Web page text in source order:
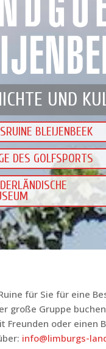
UND
BLEIJENBEEK
DES GOLFSPORTS
für Sie für eine
große Gruppe
Freunden oder einen
info@limburgs-